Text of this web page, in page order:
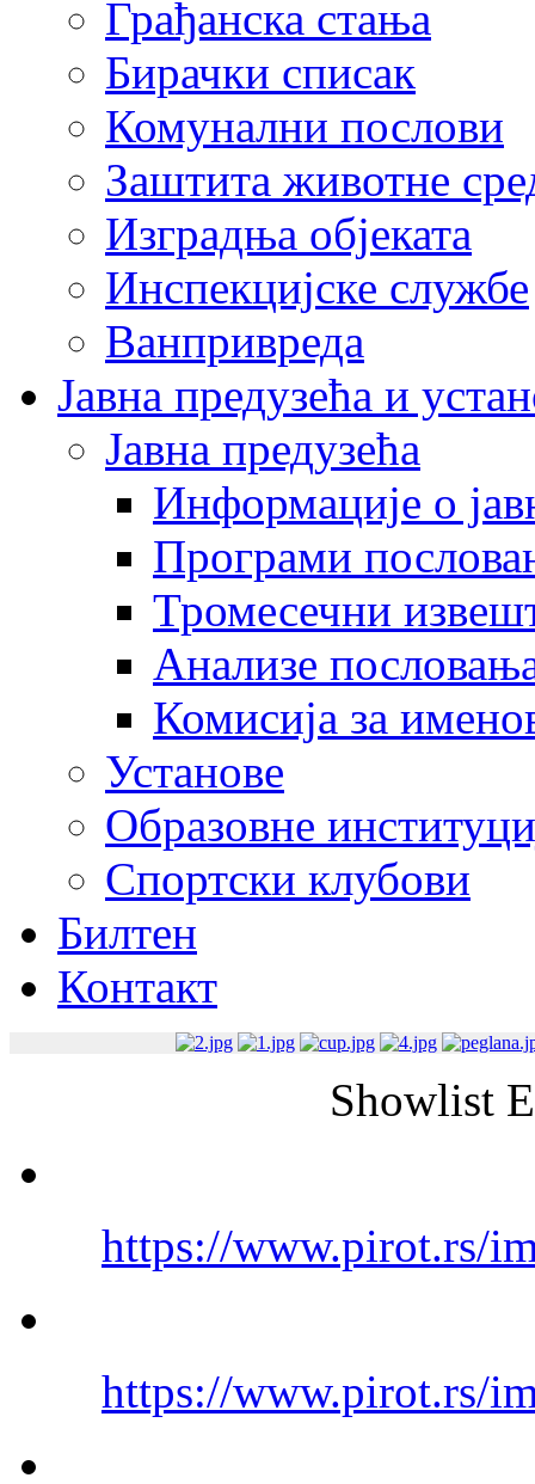
Грађанска стања
Бирачки списак
Комунални послови
Заштита животне
Изградња објеката
Инспекцијске службе
Ванпривреда
Јавна предузећа и
Јавна предузећа
Информације о
Програми
Тромесечни
Анализе
Комисија за
Установе
Образовне
Спортски клубови
Билтен
Контакт
Showlist
https://www.pirot.rs/
https://www.pirot.rs/